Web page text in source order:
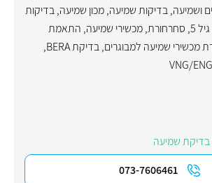
ושמיעה,בדיקות שמיעה,מכון שמיעה,בדיקות
5
, סחרחורת,מכשירי שמיעה, התאמת
מכשירי שמיעה למבוגרים,בדיקת BERA
,
שמיעה
073-7606461